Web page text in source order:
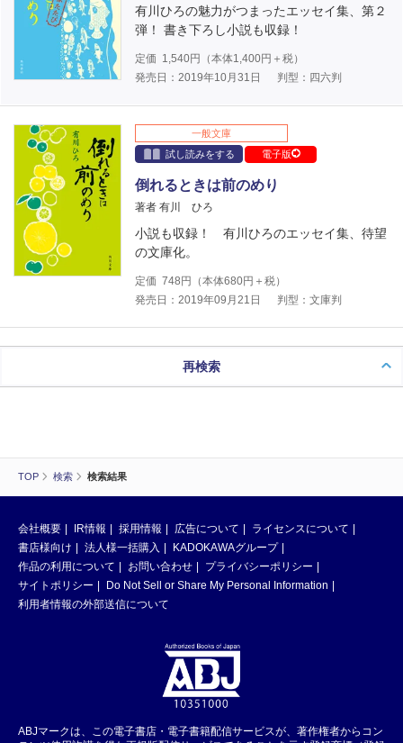
TOP 検索 検索結果
有川ひろの魅力がつまったエッセイ集、第２
弾！ 書き下ろし小説も収録！
定価 1,540円（本体1,400円＋税）
発売日：2019年10月31日
判型：四六判
一般文庫
試し読みをする
電子版
倒れるときは前のめり
著者 有川 ひろ
小説も収録！ 有川ひろのエッセイ集、待望
の文庫化。
定価 748 円（本体680円＋税）
発売日：2019年09月21日
判型：文庫判
再検索
会社概要 IR情報 採用情報 広告について
ライセンスについて
書店様向け
法人様一括購入
KADOKAWAグループ
作品の利用について
お問い合わせ
プライバシーポリシー
サイトポリシー
Do Not Sell or Share My Personal Information
利用者情報の外部送信について
ABJマークは、この電子書店・電子書籍配信サービスが、著作権者からコン